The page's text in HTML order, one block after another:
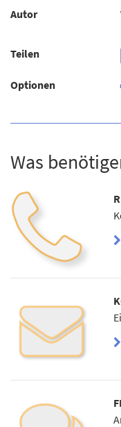
Autor
Teilen
Optionen
Was